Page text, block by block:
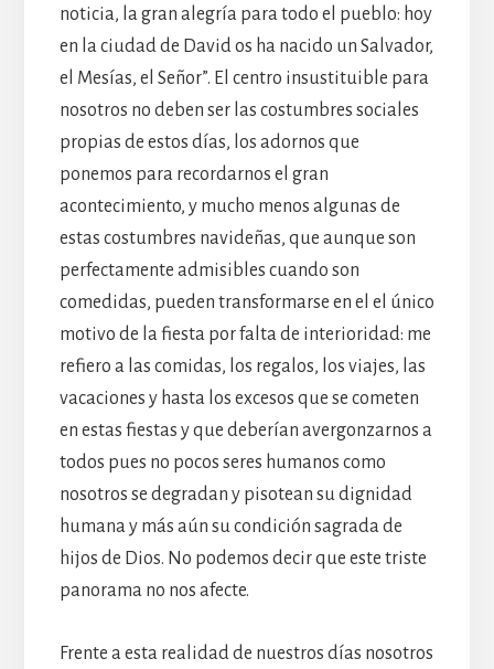
noticia, la gran alegría para todo el pueblo: hoy
en la ciudad de David os ha nacido un Salvador,
el Mesías, el Señor”. El centro insustituible para
nosotros no deben ser las costumbres sociales
propias de estos días, los adornos que
ponemos para recordarnos el gran
acontecimiento, y mucho menos algunas de
estas costumbres navideñas, que aunque son
perfectamente admisibles cuando son
comedidas, pueden transformarse en el el único
motivo de la fiesta por falta de interioridad: me
refiero a las comidas, los regalos, los viajes, las
vacaciones y hasta los excesos que se cometen
en estas fiestas y que deberían avergonzarnos a
todos pues no pocos seres humanos como
nosotros se degradan y pisotean su dignidad
humana y más aún su condición sagrada de
hijos de Dios. No podemos decir que este triste
panorama no nos afecte.
Frente a esta realidad de nuestros días nosotros